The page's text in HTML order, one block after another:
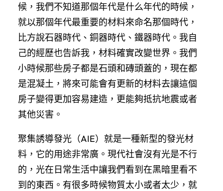
候，我們不知道那個年代是什么年代的時候，
就以那個年代最重要的材料來命名那個時代，
比方說石器時代、銅器時代、鐵器時代。我自
己的經歷也告訴我，材料確實改變世界。我們
小時候那些房子都是石頭和磚頭蓋的，現在都
是混凝土，將來可能會有更新的材料去讓這個
房子變得更加容易建造，更能夠抵抗地震或者
其他災害。
聚集誘導發光（AIE）就是一種新型的發光材
料，它的用途非常廣。現代社會沒有光是不行
的，光在日常生活中讓我們看到在黑暗里看不
到的東西。有很多時候物質太小或者太少，就